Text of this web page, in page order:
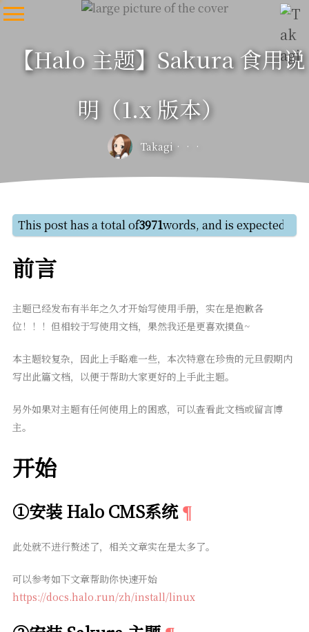
【Halo 主题】Sakura 食用说
明（1.x 版本）
Takagi
This post has a total of3971words, and is expected to
前言
主题已经发布有半年之久才开始写使用手册，实在是抱歉各
位！！！但相较于写使用文档，果然我还是更喜欢摸鱼~
本主题较复杂，因此上手略难一些，本次特意在珍贵的元旦假期内
写出此篇文档，以便于帮助大家更好的上手此主题。
另外如果对主题有任何使用上的困惑，可以查看此文档或留言博
主。
开始
①安装 Halo CMS系统
此处就不进行赘述了，相关文章实在是太多了。
可以参考如下文章帮助你快速开始
https://docs.halo.run/zh/install/linux